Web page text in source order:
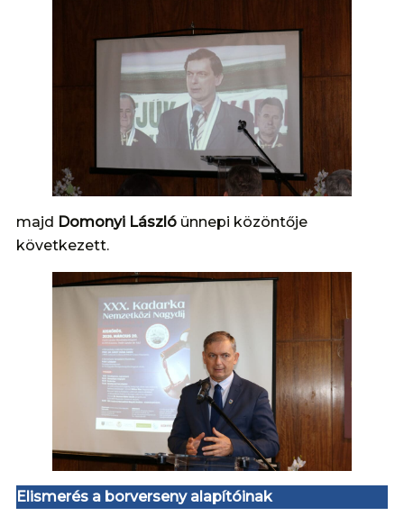
majd Domonyi László ünnepi közöntője
következett.
Elismerés a borverseny alapítóinak